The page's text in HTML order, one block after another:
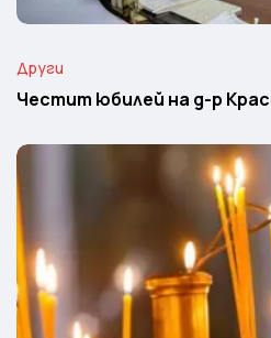
Други
Честит юбилей на д-р